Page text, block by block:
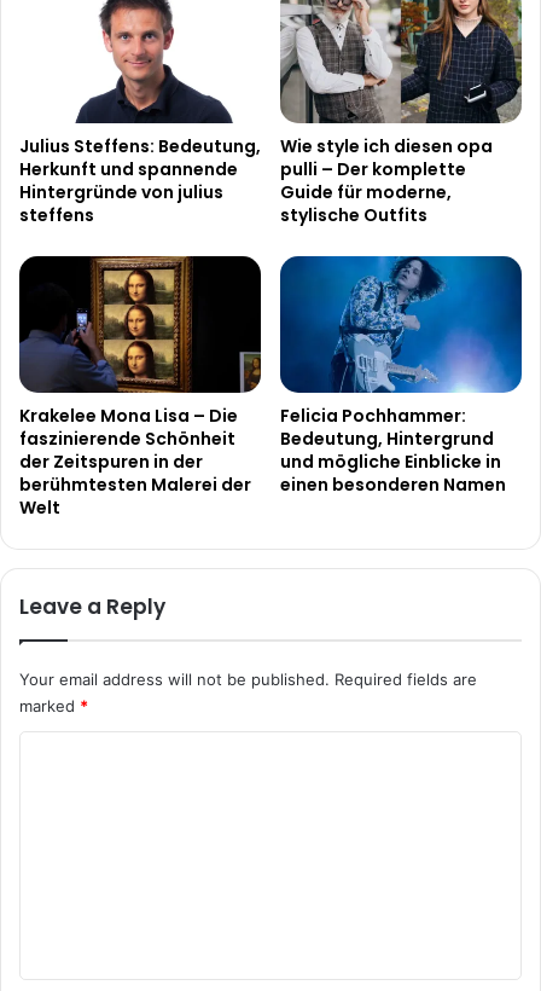
Julius Steffens: Bedeutung,
Herkunft und spannende
Hintergründe von julius
steffens
Wie style ich diesen opa
pulli – Der komplette
Guide für moderne,
stylische Outfits
Krakelee Mona Lisa – Die
faszinierende Schönheit
der Zeitspuren in der
berühmtesten Malerei der
Welt
Felicia Pochhammer:
Bedeutung, Hintergrund
und mögliche Einblicke in
einen besonderen Namen
Leave a Reply
Your email address will not be published. Required fields are
marked *